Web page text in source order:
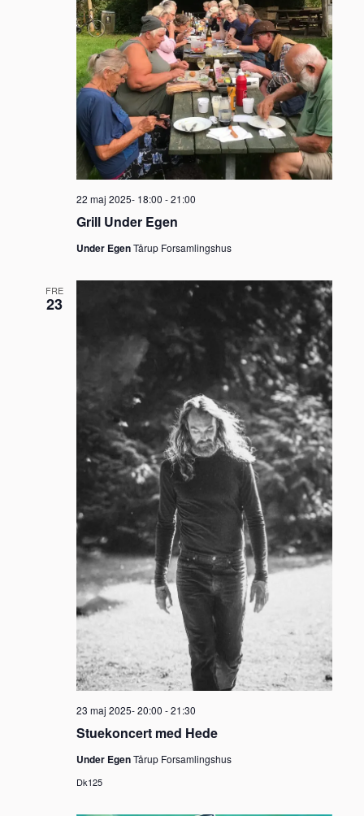
Grill Under Egen
22 maj 2025- 18:00 -21:00
Under EgenTårup Forsamlingshus
FRE
23
Stuekoncert med Hede
23 maj 2025- 20:00 -21:30
Under EgenTårup Forsamlingshus
Dk125